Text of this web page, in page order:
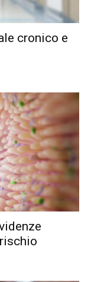
cronico e